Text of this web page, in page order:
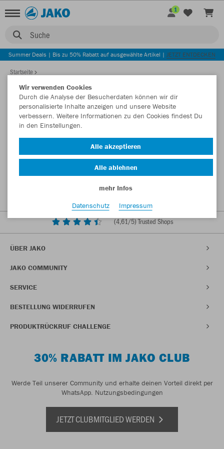
Suche
1
Summer Deals | Bis zu 50% Rabatt auf ausgewählte Artikel | JETZT ENTDECKEN
Startseite
(4,61/5) Trusted Shops
ÜBER JAKO
JAKO COMMUNITY
SERVICE
BESTELLUNG WIDERRUFEN
PRODUKTRÜCKRUF CHALLENGE
30% RABATT IM JAKO CLUB
Werde Teil unserer Community und erhalte deinen Vorteil direkt per
WhatsApp. Nutzungsbedingungen
JETZT CLUBMITGLIED WERDEN
Wir verwenden Cookies
Durch die Analyse der Besucherdaten können wir dir
personalisierte Inhalte anzeigen und unsere Website
verbessern. Weitere Informationen zu den Cookies findest Du
in den Einstellungen.
Alle akzeptieren
Alle ablehnen
mehr Infos
Datenschutz
Impressum